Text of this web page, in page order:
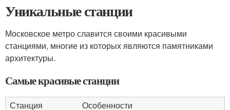
Уникальные станции
Московское метро славится своими красивыми
станциями, многие из которых являются памятниками
архитектуры.
Самые красивые станции
Станция Особенности